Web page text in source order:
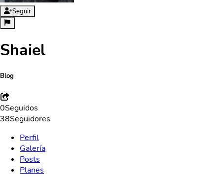
Seguir
Shaiel
Blog
0Seguidos
38Seguidores
Perfil
Galería
Posts
Planes